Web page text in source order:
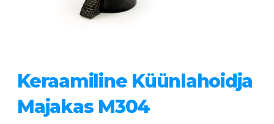
Keraamiline Küünlahoidja
Majakas M304